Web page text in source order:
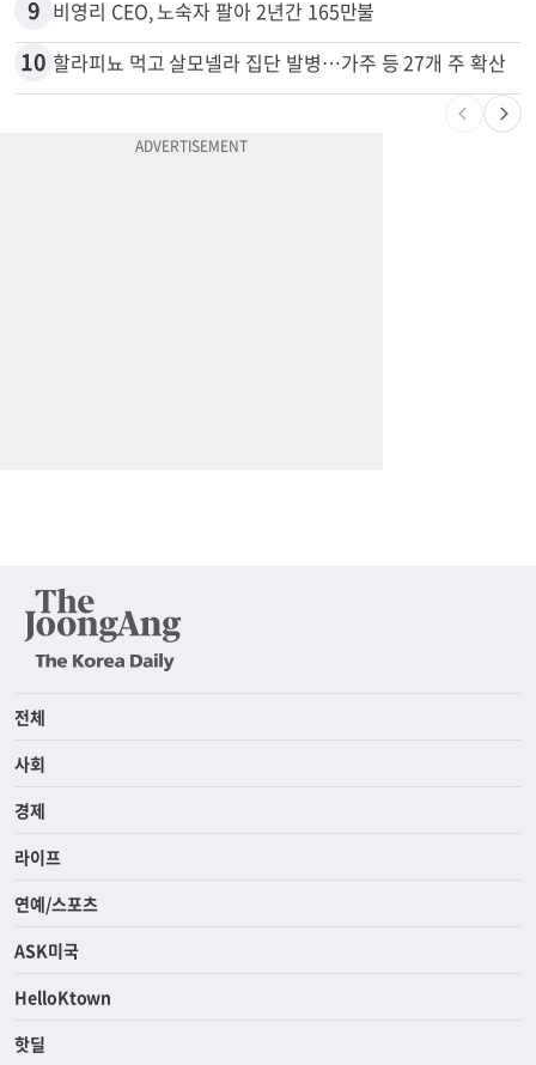
8
9 비영리 CEO, 노숙자 팔아 2년간 165만불
할라피뇨 먹고 살모넬라 집단 발병…가주 등 27개 주 확산
전체
사회
경제
라이프
연예/스포츠
ASK미국
HelloKtown